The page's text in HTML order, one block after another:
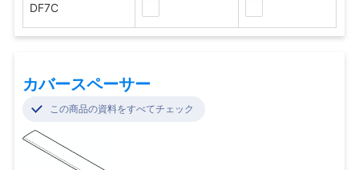
DF7C
カバースペーサー
この商品の資料をすべてチェック